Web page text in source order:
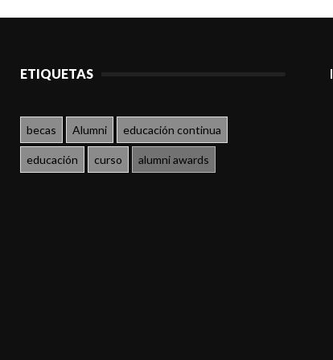
ETIQUETAS
becas Alumni educación continua
educación curso alumni awards